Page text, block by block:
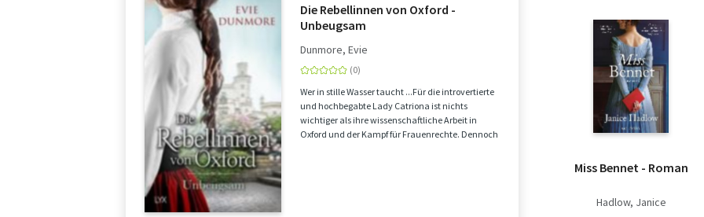
Die Rebellinnen von Oxford -
Unbeugsam
Dunmore, Evie
Wer in stille Wasser taucht ...Für die introvertierte
und hochbegabte Lady Catriona ist nichts
wichtiger als ihre wissenschaftliche Arbeit in
Oxford und der Kampf für Frauenrechte. Dennoch
Miss Bennet - Roman
Hadlow, Janice